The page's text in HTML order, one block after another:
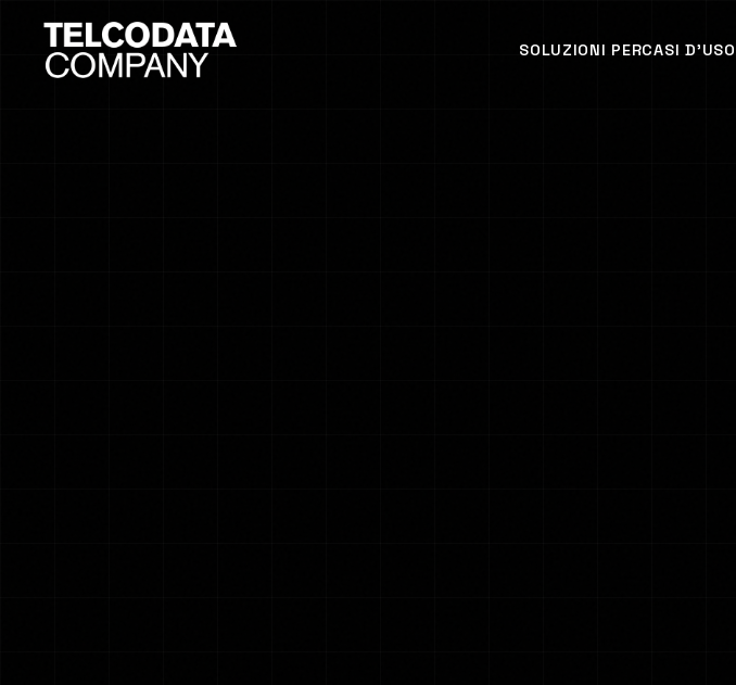
SOLUZIONI PERCASI D'USO